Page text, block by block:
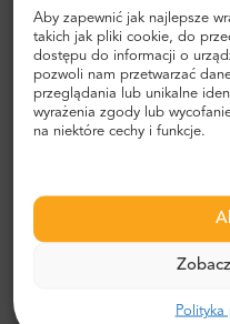
Aby zapewnić jak najlepsze
takich jak pliki cookie, do
dostępu do informacji o
pozwoli nam przetwarzać
przeglądania lub unikalne
wyrażenia zgody lub
na niektóre cechy i funkcje.
Szukasz niezawodnego i
lotniskowego? Zarezerwuj
przez podróżnych
transport door-to-door w
komfortowych,
posługują się językiem
Koszt transferu z
jest niższa niż taksówki